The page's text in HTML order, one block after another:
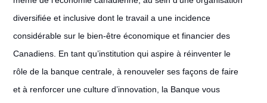
diversifiée et inclusive dont le travail a une incidence
considérable sur le bien-être économique et financier des
Canadiens. En tant qu’institution qui aspire à réinventer le
rôle de la banque centrale, à renouveler ses façons de faire
et à renforcer une culture d’innovation, la Banque vous